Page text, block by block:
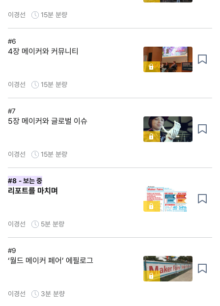
이경선 15분 분량
#6
4장 메이커와 커뮤니티
이경선 15분 분량
#7
5장 메이커와 글로벌 이슈
이경선 15분 분량
#8 - 보는 중
리포트를 마치며
이경선 5분 분량
#9
‘월드 메이커 페어’ 에필로그
이경선 3분 분량